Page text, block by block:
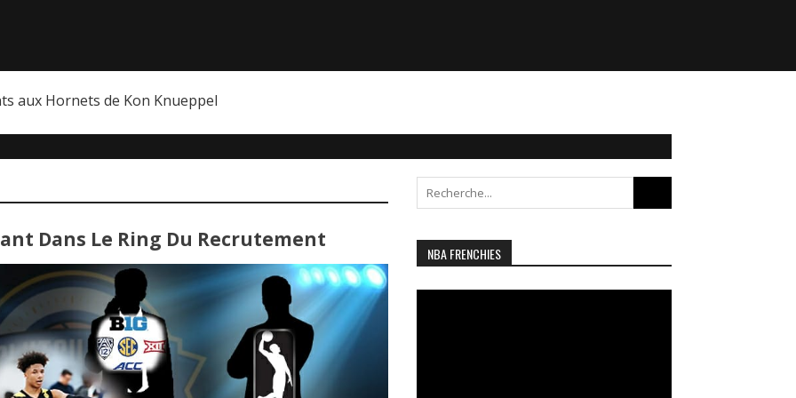
aux Hornets de Kon Knueppel
Dans Le Ring Du Recrutement
for:
NBA FRENCHIES